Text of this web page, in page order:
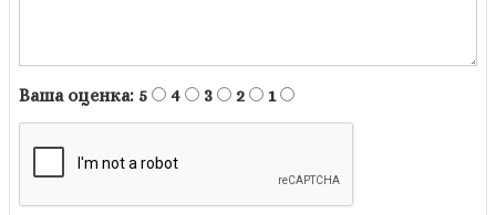
Ваша оценка: 5 4 3 2 1